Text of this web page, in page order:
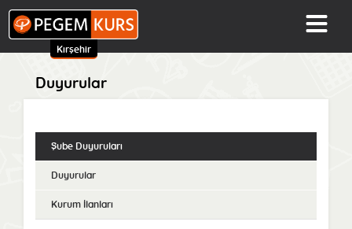
Kırşehir
Duyurular
Şube Duyuruları
Duyurular
Kurum İlanları